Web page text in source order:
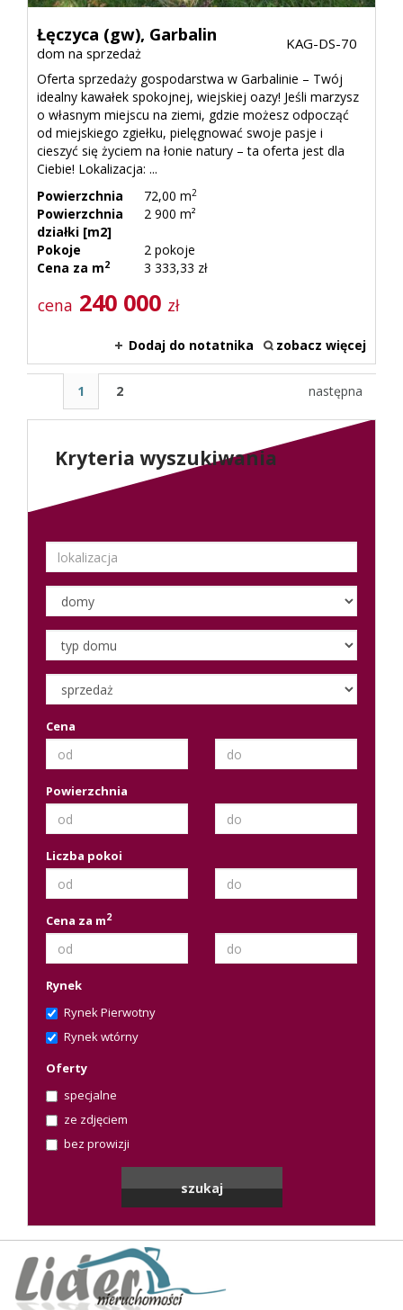
Łęczyca (gw), Garbalin
dom na sprzedaż
KAG-DS-70
Oferta sprzedaży gospodarstwa w Garbalinie – Twój
idealny kawałek spokojnej, wiejskiej oazy! Jeśli marzysz
o własnym miejscu na ziemi, gdzie możesz odpocząć
od miejskiego zgiełku, pielęgnować swoje pasje i
cieszyć się życiem na łonie natury – ta oferta jest dla
Ciebie! Lokalizacja: ...
Powierzchnia
72,00 m2
Powierzchnia
działki [m2]
2 900 m²
Pokoje
2 pokoje
Cena za m2 3 333,33 zł
cena 240 000 zł
Dodaj do notatnika zobacz więcej
1 2 następna
Kryteria wyszukiwania
Cena
Powierzchnia
Liczba pokoi
Cena za m2
Rynek
Rynek Pierwotny
Rynek wtórny
Oferty
specjalne
ze zdjęciem
bez prowizji